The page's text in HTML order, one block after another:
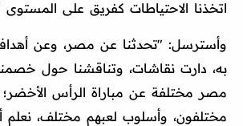
اتخذنا الاحتياطات كفريق على
وأسترسل: "تحدثنا عن مصر، وعن
به، دارت نقاشات، وتناقشنا حول
مصر مختلفة عن مباراة الرأس الأخضر؛
مختلفون، وأسلوب لعبهم مختلف، نعلم